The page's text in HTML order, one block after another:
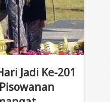
Jadi Ke-201